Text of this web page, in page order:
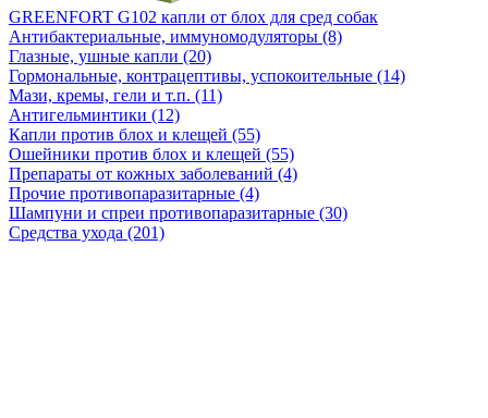
GREENFORT G102 капли от блох для сред собак
Антибактериальные, иммуномодуляторы (8)
Глазные, ушные капли (20)
Гормональные, контрацептивы, успокоительные (14)
Мази, кремы, гели и т.п. (11)
Антигельминтики (12)
Капли против блох и клещей (55)
Ошейники против блох и клещей (55)
Препараты от кожных заболеваний (4)
Прочие противопаразитарные (4)
Шампуни и спреи противопаразитарные (30)
Средства ухода (201)